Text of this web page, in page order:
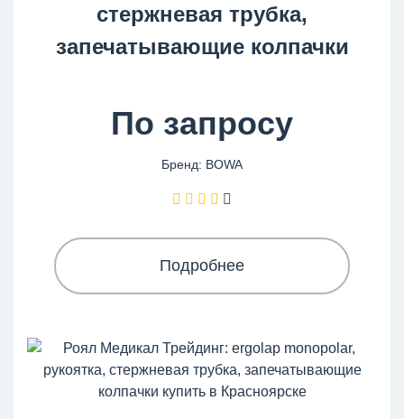
стержневая трубка,
запечатывающие колпачки
По запросу
Бренд: BOWA
Подробнее